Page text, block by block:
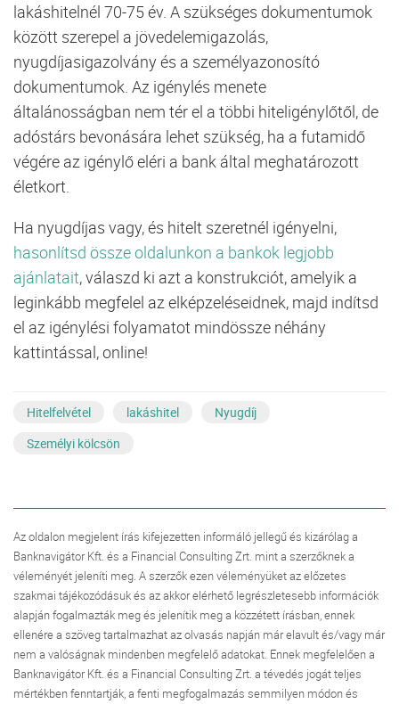
lakáshitelnél 70-75 év. A szükséges dokumentumok
között szerepel a jövedelemigazolás,
nyugdíjasigazolvány és a személyazonosító
dokumentumok. Az igénylés menete
általánosságban nem tér el a többi hiteligénylőtől, de
adóstárs bevonására lehet szükség, ha a futamidő
végére az igénylő eléri a bank által meghatározott
életkort.
Ha nyugdíjas vagy, és hitelt szeretnél igényelni,
hasonlítsd össze oldalunkon a bankok legjobb
ajánlatait, válaszd ki azt a konstrukciót, amelyik a
leginkább megfelel az elképzeléseidnek, majd indítsd
el az igénylési folyamatot mindössze néhány
kattintással, online!
Hitelfelvétel lakáshitel
Nyugdíj
Személyi kölcsön
Az oldalon megjelent írás kifejezetten informáló jellegű és kizárólag a
Banknavigátor Kft. és a Financial Consulting Zrt. mint a szerzőknek a
véleményét jeleníti meg. A szerzők ezen véleményüket az előzetes
szakmai tájékozódásuk és az akkor elérhető legrészletesebb információk
alapján fogalmazták meg és jelenítik meg a közzétett írásban, ennek
ellenére a szöveg tartalmazhat az olvasás napján már elavult és/vagy már
nem a valóságnak mindenben megfelelő adatokat. Ennek megfelelően a
Banknavigátor Kft. és a Financial Consulting Zrt. a tévedés jogát teljes
mértékben fenntartják, a fenti megfogalmazás semmilyen módon és